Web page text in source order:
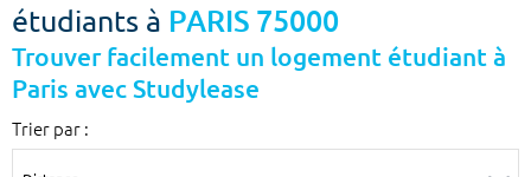
étudiants à PARIS 75000
Trouver facilement un logement étudiant à
Paris avec Studylease
Trier par :